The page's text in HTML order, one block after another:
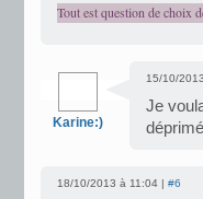
Tout est question de choix
Karine:)
15/10/
Je
18/10/2013 à 11:04 | #6